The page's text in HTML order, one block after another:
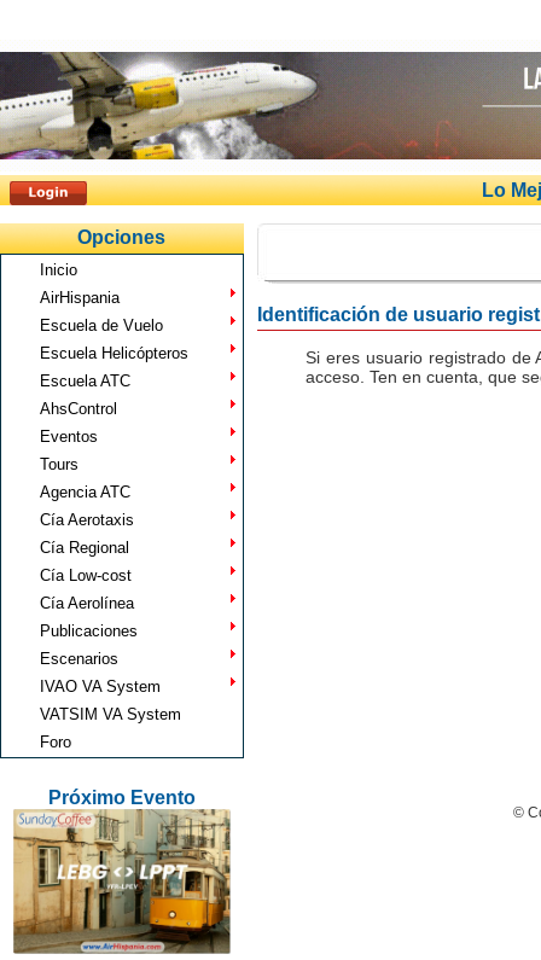
Lo
Opciones
Inicio
AirHispania
Escuela de Vuelo
Escuela Helicópteros
Escuela ATC
AhsControl
Eventos
Tours
Agencia ATC
Cía Aerotaxis
Cía Regional
Cía Low-cost
Cía Aerolínea
Publicaciones
Escenarios
IVAO VA System
VATSIM VA System
Foro
Próximo Evento
Identificación de usuario
Si eres usuario registrado de
acceso. Ten en cuenta, que
©